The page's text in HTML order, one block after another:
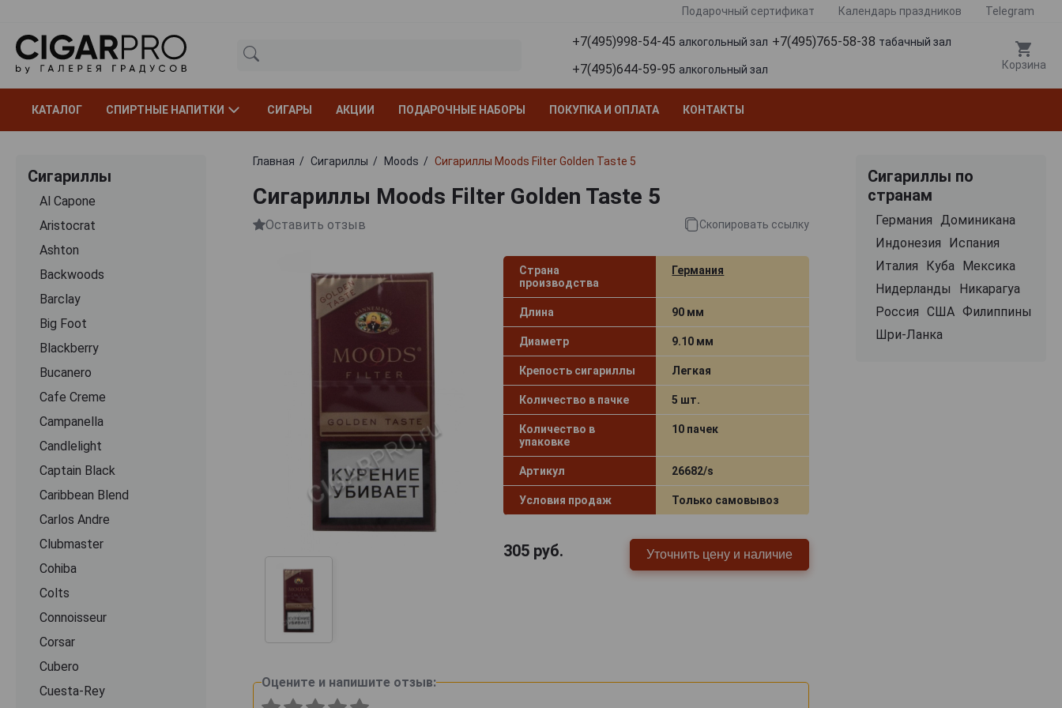
Подарочный сертификат Календарь праздников Telegram
+7(495)998-54-45 алкогольный зал +7(495)765-58-38 табачный зал
+7(495)644-59-95 алкогольный зал Корзина
КАТАЛОГ СПИРТНЫЕ НАПИТКИ СИГАРЫ АКЦИИ ПОДАРОЧНЫЕ НАБОРЫ ПОКУПКА И ОПЛАТА КОНТАКТЫ
Сигариллы
Al Capone
Aristocrat
Ashton
Backwoods
Barclay
Big Foot
Blackberry
Bucanero
Cafe Creme
Campanella
Candlelight
Captain Black
Caribbean Blend
Carlos Andre
Clubmaster
Cohiba
Colts
Connoisseur
Corsar
Cubero
Cuesta-Rey
Главная Сигариллы Moods Сигариллы Moods Filter Golden Taste 5
Сигариллы Moods Filter Golden Taste 5
Оставить отзыв Скопировать ссылку
Страна
производства
Германия
Длина 90 мм
Диаметр 9.10 мм
Крепость сигариллы Легкая
Количество в пачке 5 шт.
Количество в
упаковке
10 пачек
Артикул 26682/s
Условия продаж Только самовывоз
305руб. Уточнить цену и наличие
Оцените и напишите отзыв:
Сигариллы по
странам
Германия
Доминикана
Индонезия
Испания
Италия
Куба
Мексика
Нидерланды
Никарагуа
Россия США Филиппины
Шри-Ланка